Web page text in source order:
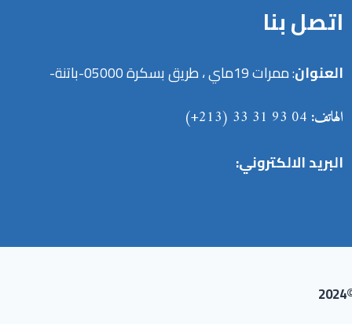
اتصل بنا
العنوان: ممرات 19ماي ، طريق بسكرة 05000-باتنة-
الهاتف:
البريد الالكتروني: